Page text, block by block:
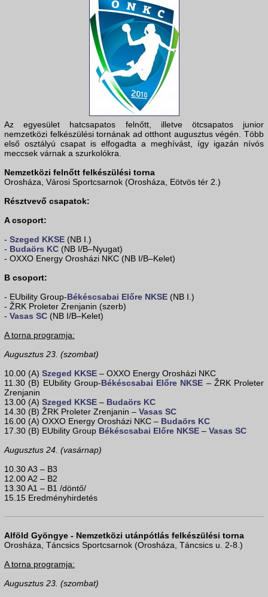
Az egyesület hatcsapatos felnőtt, illetve ötcsapatos junior
nemzetközi felkészülési tornának ad otthont augusztus végén. Több
első osztályú csapat is elfogadta a meghívást, így igazán nívós
meccsek várnak a szurkolókra.
Nemzetközi felnőtt felkészülési torna
Orosháza, Városi Sportcsarnok (Orosháza, Eötvös tér 2.)
Résztvevő csapatok:
A csoport:
- Szeged KKSE (NB I.)
- Budaörs KC (NB I/B–Nyugat)
- OXXO Energy Orosházi NKC (NB I/B–Kelet)
B csoport:
- EUbility Group-Békéscsabai Előre NKSE (NB I.)
- ŽRK Proleter Zrenjanin (szerb)
- Vasas SC (NB I/B–Kelet)
A torna programja:
Augusztus 23. (szombat)
10.00 (A) Szeged KKSE – OXXO Energy Orosházi NKC
11.30 (B) EUbility Group-Békéscsabai Előre NKSE – ŽRK Proleter
Zrenjanin
13.00 (A) Szeged KKSE – Budaörs KC
14.30 (B) ŽRK Proleter Zrenjanin – Vasas SC
16.00 (A) OXXO Energy Orosházi NKC – Budaörs KC
17.30 (B) EUbility Group Békéscsabai Előre NKSE – Vasas SC
Augusztus 24. (vasárnap)
10.30 A3 – B3
12.00 A2 – B2
13.30 A1 – B1 /döntő/
15.15 Eredményhirdetés
Alföld Gyöngye - Nemzetközi utánpótlás felkészülési torna
Orosháza, Táncsics Sportcsarnok (Orosháza, Táncsics u. 2-8.)
A torna programja:
Augusztus 23. (szombat)